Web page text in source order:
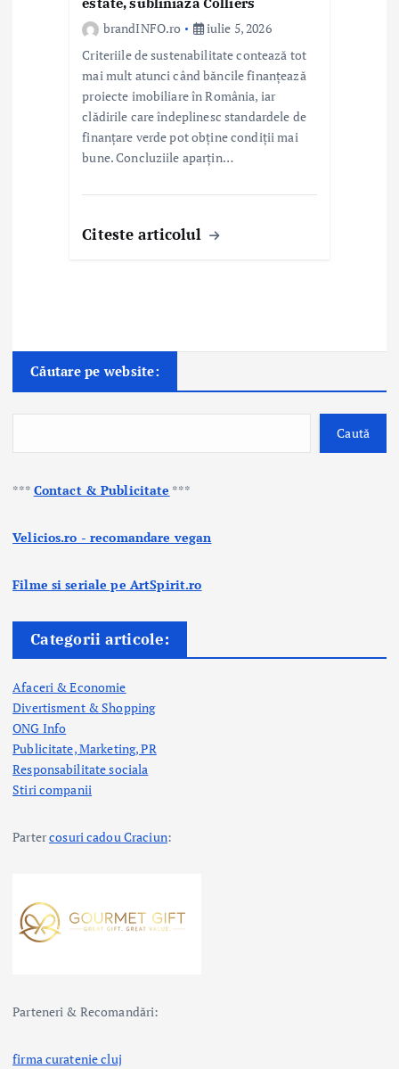
brandINFO.ro
iulie 5, 2026
Criteriile de sustenabilitate contează tot
mai mult atunci când băncile finanțează
proiecte imobiliare în România, iar
clădirile care îndeplinesc standardele de
finanțare verde pot obține condiții mai
bune. Concluziile aparțin…
Citeste articolul
Căutare pe website:
Caută
*** Contact & Publicitate ***
Velicios.ro - recomandare vegan
Filme si seriale pe ArtSpirit.ro
Categorii articole:
Afaceri & Economie
Divertisment & Shopping
ONG Info
Publicitate, Marketing, PR
Responsabilitate sociala
Stiri companii
Partercosuri cadou Craciun:
Parteneri & Recomandări:
firma curatenie cluj